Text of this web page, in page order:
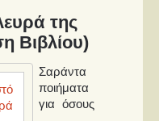
της
Βιβλίου)
Σαράντα
ποιήματα
για όσους